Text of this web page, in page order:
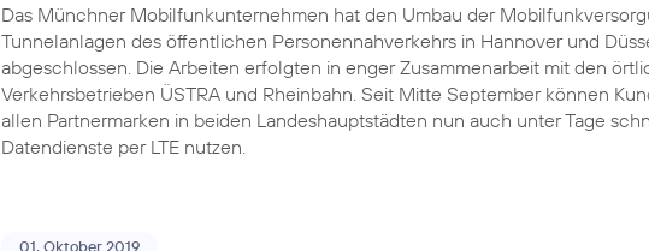
Das Münchner Mobilfunkunternehmen hat den Umbau der
Tunnelanlagen des öffentlichen Personennahverkehrs in Hannover und
abgeschlossen. Die Arbeiten erfolgten in enger Zusammenarbeit mit den
Verkehrsbetrieben ÜSTRA und Rheinbahn. Seit Mitte September können
allen Partnermarken in beiden Landeshauptstädten nun auch unter Tage
Datendienste per LTE nutzen.
01. Oktober 2019